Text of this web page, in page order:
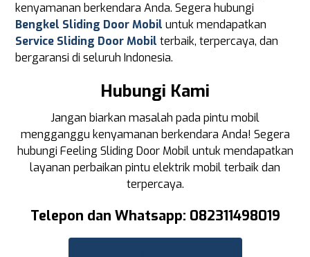
kenyamanan berkendara Anda. Segera hubungi
Bengkel Sliding Door Mobil untuk mendapatkan
Service Sliding Door Mobil terbaik, terpercaya, dan
bergaransi di seluruh Indonesia.
Hubungi Kami
Jangan biarkan masalah pada pintu mobil
mengganggu kenyamanan berkendara Anda! Segera
hubungi Feeling Sliding Door Mobil untuk mendapatkan
layanan perbaikan pintu elektrik mobil terbaik dan
terpercaya.
Telepon dan Whatsapp: 082311498019